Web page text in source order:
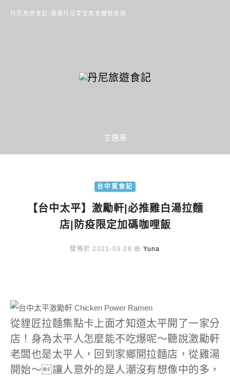
丹尼旅遊食記-跟著丹尼享受美食體驗旅遊
主選單
台中覓食記
【台中太平】激勵軒|必推雞白湯拉麵
店|防疫限定加碼咖哩飯
發佈於 2021-03-28 由 Yuna
從貍匠拉麵集點卡上面才知道太平開了一家分
店！身為太平人怎麼能不吃爆呢～聽說激勵軒
老闆也是太平人，回到家鄉開拉麵店，從雞湯
開始～讓人意外的是人潮沒有想像中的多，